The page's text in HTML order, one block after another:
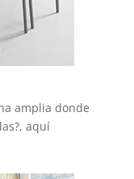
amplia donde
aquí